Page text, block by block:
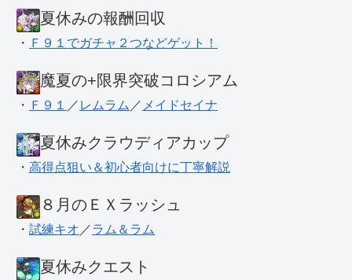
夏休みの報酬回収
・ Ｆ９１でガチャ２つなどゲット！
魔夏の+限界突破コロシアム
・ Ｆ９１ ／ レムラム ／ メイドセイナ
夏休みクラウディアカップ
・ 高得点狙い＆初心者向けに丁寧解説
８月のＥＸラッシュ
・ 試練キオ ／ラム＆ラム
夏休みクエスト